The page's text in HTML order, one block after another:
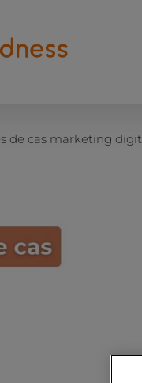
de cas marketing